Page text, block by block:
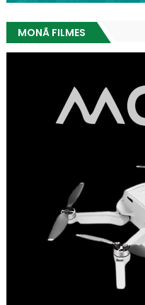
MONÃ FILMES